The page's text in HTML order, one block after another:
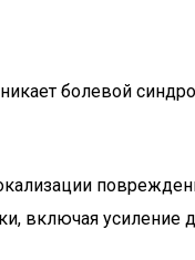
болевой
включая